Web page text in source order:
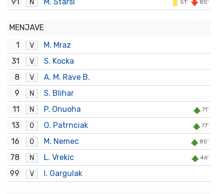
N 51' 85'
MENJAVE
1
V
M. Mraz
31
V
S. Kocka
8
V
A. M. Rave B.
9
N
S. Blihar
11
N P. Onuoha 71'
13 O O. Patrnciak 77'
16 O M. Nemec 85'
78 N L. Vrekic 46'
99 V I. Gargulak